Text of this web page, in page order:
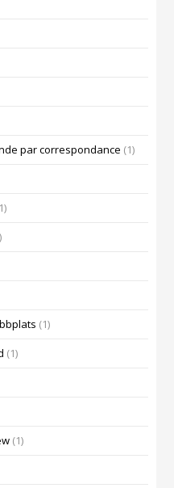
par correspondance (1)
(1)
(1)
(1)